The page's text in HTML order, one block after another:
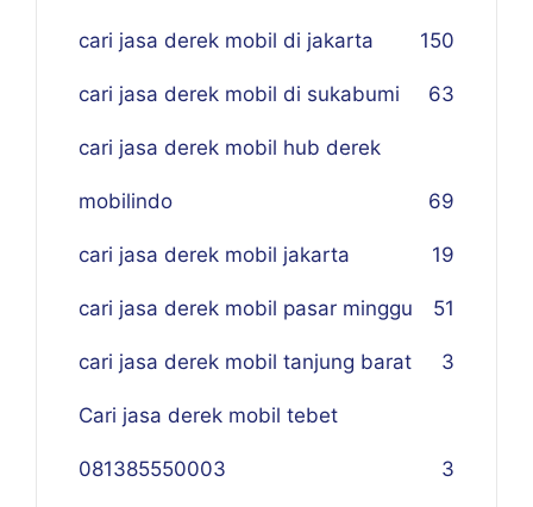
cari jasa derek mobil di jakarta 150
cari jasa derek mobil di sukabumi 63
cari jasa derek mobil hub derek
mobilindo 69
cari jasa derek mobil jakarta 19
cari jasa derek mobil pasar minggu 51
cari jasa derek mobil tanjung barat 3
Cari jasa derek mobil tebet
081385550003 3